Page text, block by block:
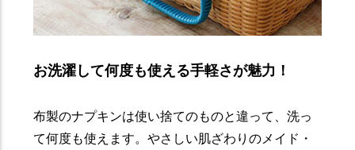
お洗濯して何度も使える手軽さが魅力！
布製のナプキンは使い捨てのものと違って、洗っ
て何度も使えます。やさしい肌ざわりのメイド・